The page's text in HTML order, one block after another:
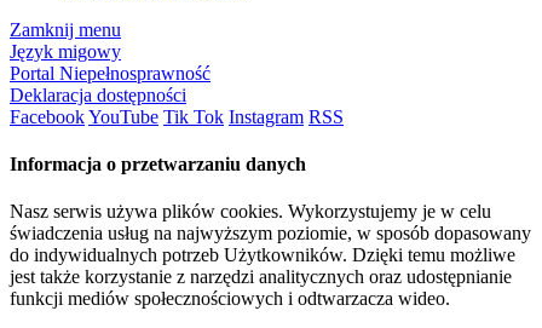
Zamknij menu
Język migowy
Portal Niepełnosprawność
Deklaracja dostępności
FacebookYouTube Tik Tok Instagram RSS
Informacja o przetwarzaniu danych
Nasz serwis używa plików cookies. Wykorzystujemy je w celu
świadczenia usług na najwyższym poziomie, w sposób dopasowany
do indywidualnych potrzeb Użytkowników. Dzięki temu możliwe
jest także korzystanie z narzędzi analitycznych oraz udostępnianie
funkcji mediów społecznościowych i odtwarzacza wideo.